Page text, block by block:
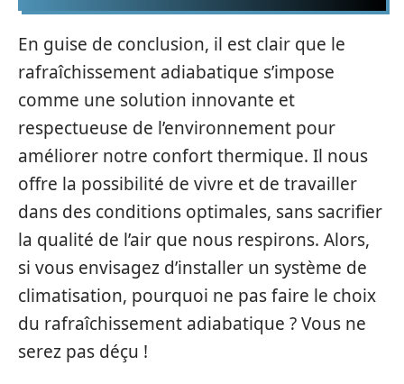
En guise de conclusion, il est clair que le
rafraîchissement adiabatique s’impose
comme une solution innovante et
respectueuse de l’environnement pour
améliorer notre confort thermique. Il nous
offre la possibilité de vivre et de travailler
dans des conditions optimales, sans sacrifier
la qualité de l’air que nous respirons. Alors,
si vous envisagez d’installer un système de
climatisation, pourquoi ne pas faire le choix
du rafraîchissement adiabatique ? Vous ne
serez pas déçu !